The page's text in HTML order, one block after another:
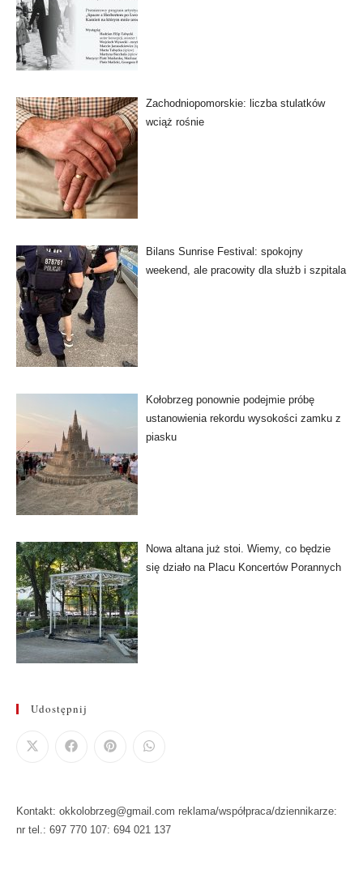
Zachodniopomorskie: liczba stulatków
wciąż rośnie
Bilans Sunrise Festival: spokojny
weekend, ale pracowity dla służb i szpitala
Kołobrzeg ponownie podejmie próbę
ustanowienia rekordu wysokości zamku z
piasku
Nowa altana już stoi. Wiemy, co będzie
się działo na Placu Koncertów Porannych
Udostępnij
Kontakt: okkolobrzeg@gmail.com reklama/współpraca/dziennikarze:
nr tel.: 697 770 107: 694 021 137